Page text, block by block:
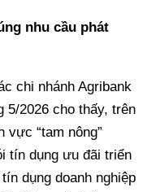
nhu cầu phát
chi nhánh Agribank
5/2026 cho thấy, trên
vực “tam nông”
tín dụng ưu đãi triển
dụng doanh nghiệp